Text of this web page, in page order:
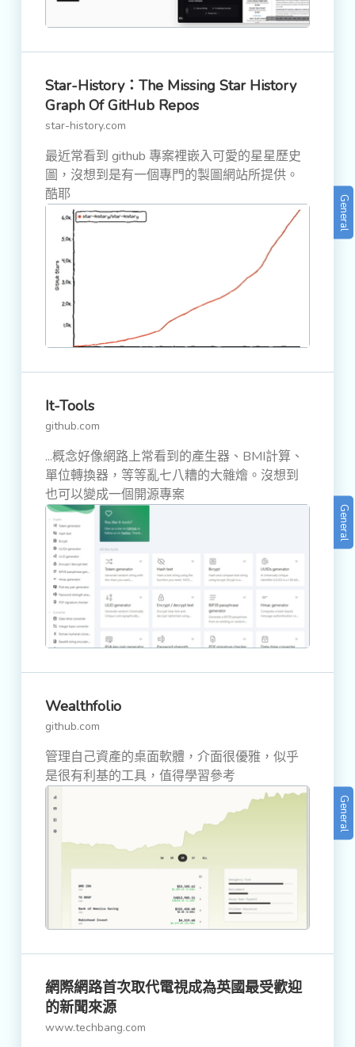
Star-History：The Missing Star History
Graph Of GitHub Repos
star-history.com
最近常看到 github 專案裡嵌入可愛的星星歷史
圖，沒想到是有一個專門的製圖網站所提供。
酷耶
General
It-Tools
github.com
...概念好像網路上常看到的產生器、BMI計算、
單位轉換器，等等亂七八糟的大雜燴。沒想到
也可以變成一個開源專案
General
Wealthfolio
github.com
管理自己資產的桌面軟體，介面很優雅，似乎
是很有利基的工具，值得學習參考
General
網際網路首次取代電視成為英國最受歡迎
的新聞來源
www.techbang.com